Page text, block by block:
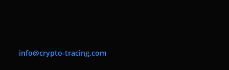
info@crypto-tracing.com